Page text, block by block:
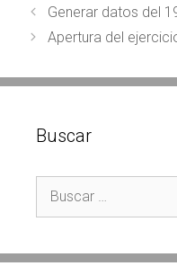
Navegación
de
Generar datos del
Apertura del
Buscar